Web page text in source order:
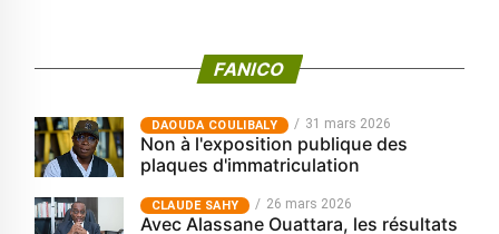
FANICO
‎DAOUDA COULIBALY 31 mars 2026
Non à l'exposition publique des
plaques d'immatriculation
CLAUDE SAHY 26 mars 2026
Avec Alassane Ouattara, les résultats